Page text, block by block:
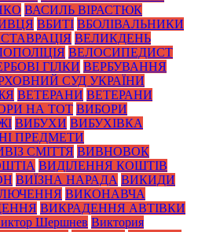
ВАСИЛЬ ВІРАСТЮК
ВБИТІ ВБОЛІВАЛЬНИКИ
ВЕЛИКДЕНЬ
ВЕЛОСИПЕДИСТ
ГІЛКИ ВЕРБУВАННЯ
СУД УКРАЇНИ
ВЕТЕРАНИ ВЕТЕРАНИ
НА ТОТ ВИБОРИ
ВИБУХИ ВИБУХІВКА
ПРЕДМЕТИ
СМІТТЯ ВИВНОВОК
ВИДІЛЕННЯ КОШТІВ
ВИЇЗНА НАРАДА ВИКИДИ
ВИКОНАВЧА
ВИКРАДЕННЯ АВТІВКИ
Шершнев Виктория